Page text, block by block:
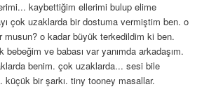
kaybettiğim ellerimi bulup elime
çok uzaklarda bir dostuma vermiştim ben. o
o kadar büyük terkedildim ki ben.
ve babası var yanımda arkadaşım.
benim. çok uzaklarda... sesi bile
küçük bir şarkı. tiny tooney masallar.